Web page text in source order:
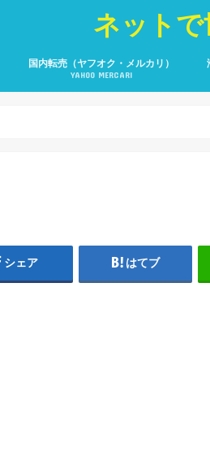
ネットで
国内転売（ヤフオク・メルカリ）
YAHOO MERCARI
シェア はてブ